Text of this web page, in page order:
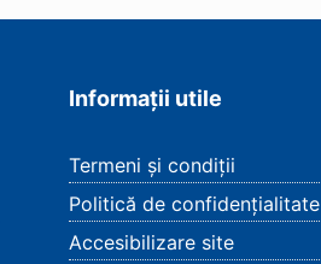
Informații utile
Termeni și condiții
Politică de confidențialitate
Accesibilizare site